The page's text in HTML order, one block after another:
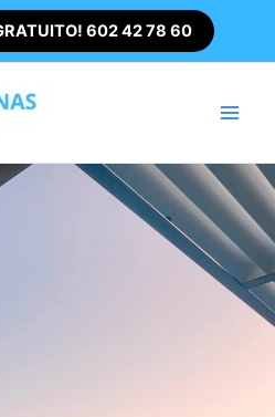
602 42 78 60